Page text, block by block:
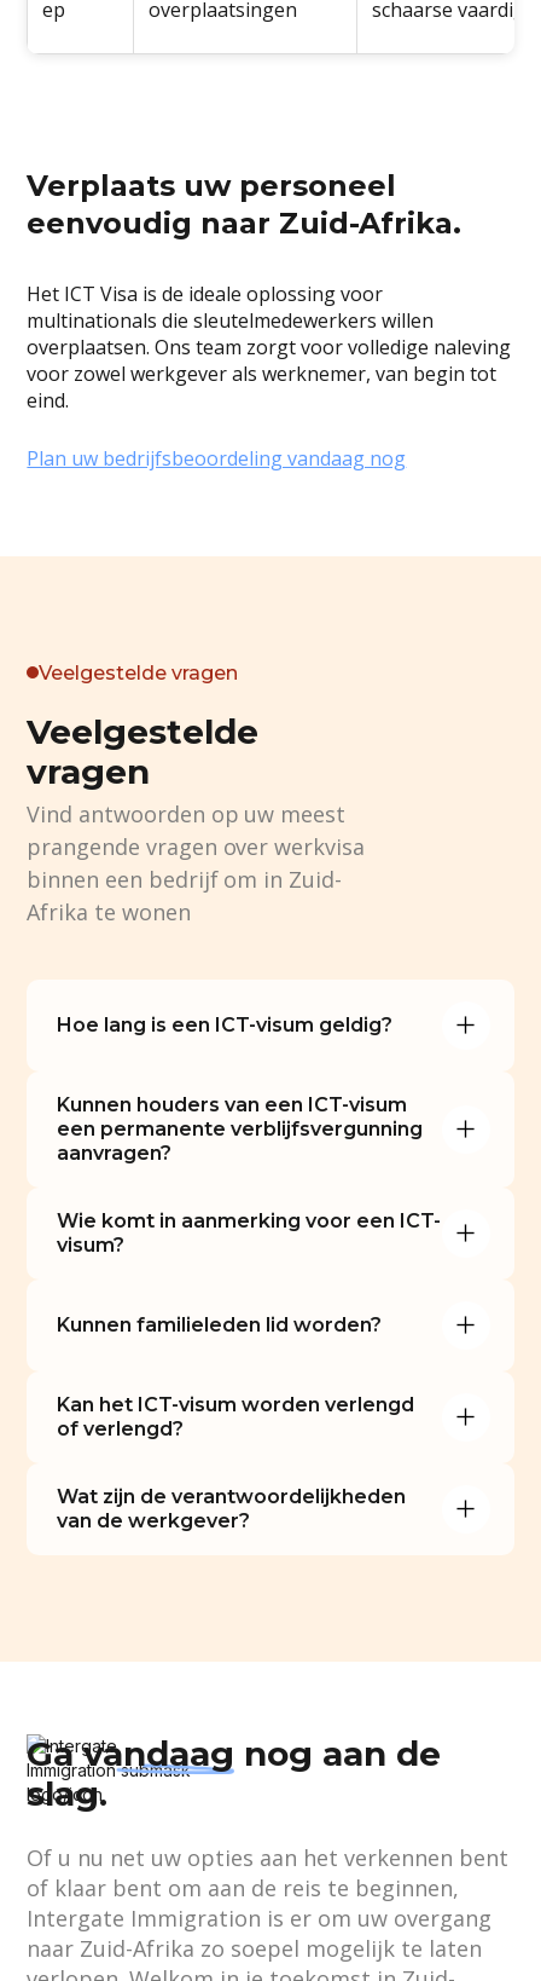
ep
overplaatsingen
schaarse
Verplaats uw personeel
eenvoudig naar Zuid-Afrika.
Het ICT Visa is de ideale oplossing voor
multinationals die sleutelmedewerkers willen
overplaatsen. Ons team zorgt voor volledige naleving
voor zowel werkgever als werknemer, van begin tot
eind.
Plan uw bedrijfsbeoordeling vandaag nog
Veelgestelde vragen
Veelgestelde
vragen
Vind antwoorden op uw meest
prangende vragen over werkvisa
binnen een bedrijf om in Zuid-
Afrika te wonen
Hoe lang is een ICT-visum geldig?
Kunnen houders van een ICT-visum
een permanente verblijfsvergunning
aanvragen?
Wie komt in aanmerking voor een ICT-
visum?
Kunnen familieleden lid worden?
Kan het ICT-visum worden verlengd
of verlengd?
Wat zijn de verantwoordelijkheden
van de werkgever?
Gavandaag nog aan de
slag.
Of u nu net uw opties aan het verkennen bent
of klaar bent om aan de reis te beginnen,
Intergate Immigration is er om uw overgang
naar Zuid-Afrika zo soepel mogelijk te laten